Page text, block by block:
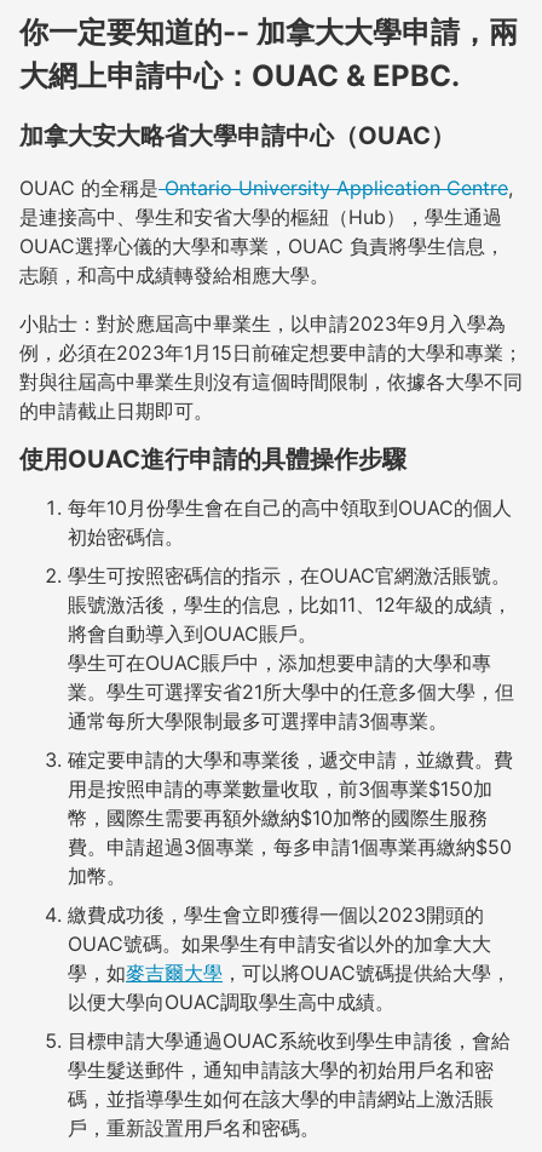
你一定要知道的-- 加拿大大學申請，兩
大網上申請中心：OUAC & EPBC.
加拿大安大略省大學申請中心（OUAC）
OUAC 的全稱是Ontario University Application Centre,
是連接高中、學生和安省大學的樞紐（Hub），學生通過
OUAC選擇心儀的大學和專業，OUAC 負責將學生信息，
志願，和高中成績轉發給相應大學。
小貼士：對於應屆高中畢業生，以申請2023年9月入學為
例，必須在2023年1月15日前確定想要申請的大學和專業；
對與往屆高中畢業生則沒有這個時間限制，依據各大學不同
的申請截止日期即可。
使用OUAC進行申請的具體操作步驟
每年10月份學生會在自己的高中領取到OUAC的個人
初始密碼信。
學生可按照密碼信的指示，在OUAC官網激活賬號。
賬號激活後，學生的信息，比如11、12年級的成績，
將會自動導入到OUAC賬戶。
學生可在OUAC賬戶中，添加想要申請的大學和專
業。學生可選擇安省21所大學中的任意多個大學，但
通常每所大學限制最多可選擇申請3個專業。
確定要申請的大學和專業後，遞交申請，並繳費。費
用是按照申請的專業數量收取，前3個專業$150加
幣，國際生需要再額外繳納$10加幣的國際生服務
費。申請超過3個專業，每多申請1個專業再繳納$50
加幣。
繳費成功後，學生會立即獲得一個以2023開頭的
OUAC號碼。如果學生有申請安省以外的加拿大大
學，如麥吉爾大學 ，可以將OUAC號碼提供給大學，
以便大學向OUAC調取學生高中成績。
目標申請大學通過OUAC系統收到學生申請後，會給
學生髮送郵件，通知申請該大學的初始用戶名和密
碼，並指導學生如何在該大學的申請網站上激活賬
戶，重新設置用戶名和密碼。